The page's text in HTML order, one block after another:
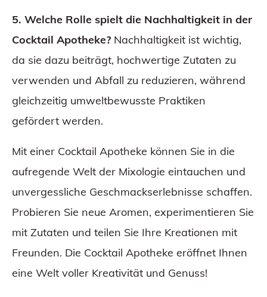
5. Welche Rolle spielt die Nachhaltigkeit in der
Cocktail Apotheke? Nachhaltigkeit ist wichtig,
da sie dazu beiträgt, hochwertige Zutaten zu
verwenden und Abfall zu reduzieren, während
gleichzeitig umweltbewusste Praktiken
gefördert werden.
Mit einer Cocktail Apotheke können Sie in die
aufregende Welt der Mixologie eintauchen und
unvergessliche Geschmackserlebnisse schaffen.
Probieren Sie neue Aromen, experimentieren Sie
mit Zutaten und teilen Sie Ihre Kreationen mit
Freunden. Die Cocktail Apotheke eröffnet Ihnen
eine Welt voller Kreativität und Genuss!